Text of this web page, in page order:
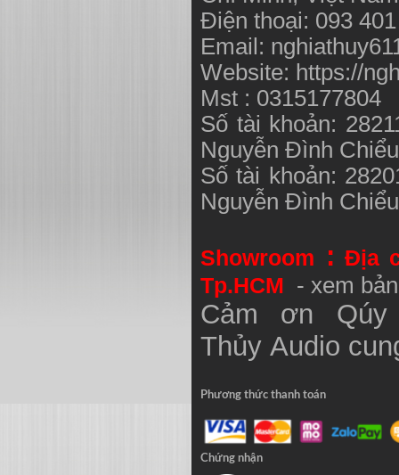
Điện thoại: 093
Email:
Website: https://
Mst : 0315177804
Số tài khoản:
Nguyễn Đình
Số tài khoản:
Nguyễn Đình
Showroom : Địa
Tp.HCM - xem
Cảm ơn
Thủy Audio
Phương thức thanh toán
Chứng nhận